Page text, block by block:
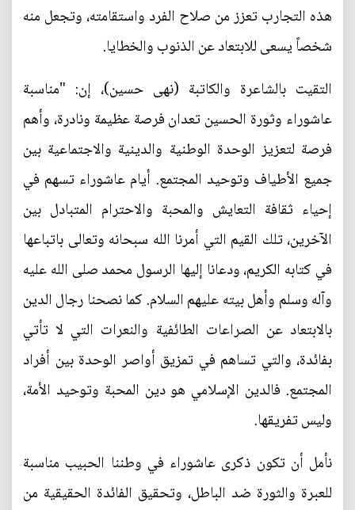
هذه التجارب تعزز من صلاح الفرد واستقامته، وتجعل منه
شخصاً يسعى للابتعاد عن الذنوب والخطايا.
التقيت بالشاعرة والكاتبة (نهى حسين)، إن: "مناسبة
عاشوراء وثورة الحسين تعدان فرصة عظيمة ونادرة، وأهم
فرصة لتعزيز الوحدة الوطنية والدينية والاجتماعية بين
جميع الأطياف وتوحيد المجتمع. أيام عاشوراء تسهم في
إحياء ثقافة التعايش والمحبة والاحترام المتبادل بين
الآخرين، تلك القيم التي أمرنا الله سبحانه وتعالى باتباعها
في كتابه الكريم، ودعانا إليها الرسول محمد صلى الله عليه
وآله وسلم وأهل بيته عليهم السلام. كما نصحنا رجال الدين
بالابتعاد عن الصراعات الطائفية والنعرات التي لا تأتي
بفائدة، والتي تساهم في تمزيق أواصر الوحدة بين أفراد
المجتمع. فالدين الإسلامي هو دين المحبة وتوحيد الأمة،
وليس تفريقها.
نأمل أن تكون ذكرى عاشوراء في وطننا الحبيب مناسبة
للعبرة والثورة ضد الباطل، وتحقيق الفائدة الحقيقية من